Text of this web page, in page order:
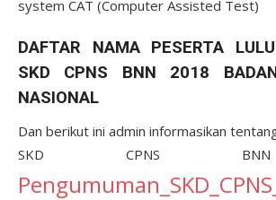
system CAT (Computer Assisted Test)
DAFTAR NAMA PESERTA
SKD CPNS BNN 2018
NASIONAL
Dan berikut ini admin informasikan
SKD CPNS